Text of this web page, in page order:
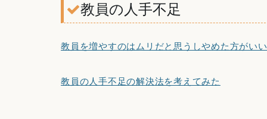
教員の人手不足
教員を増やすのはムリだと思うしやめた方がい
教員の人手不足の解決法を考えてみた